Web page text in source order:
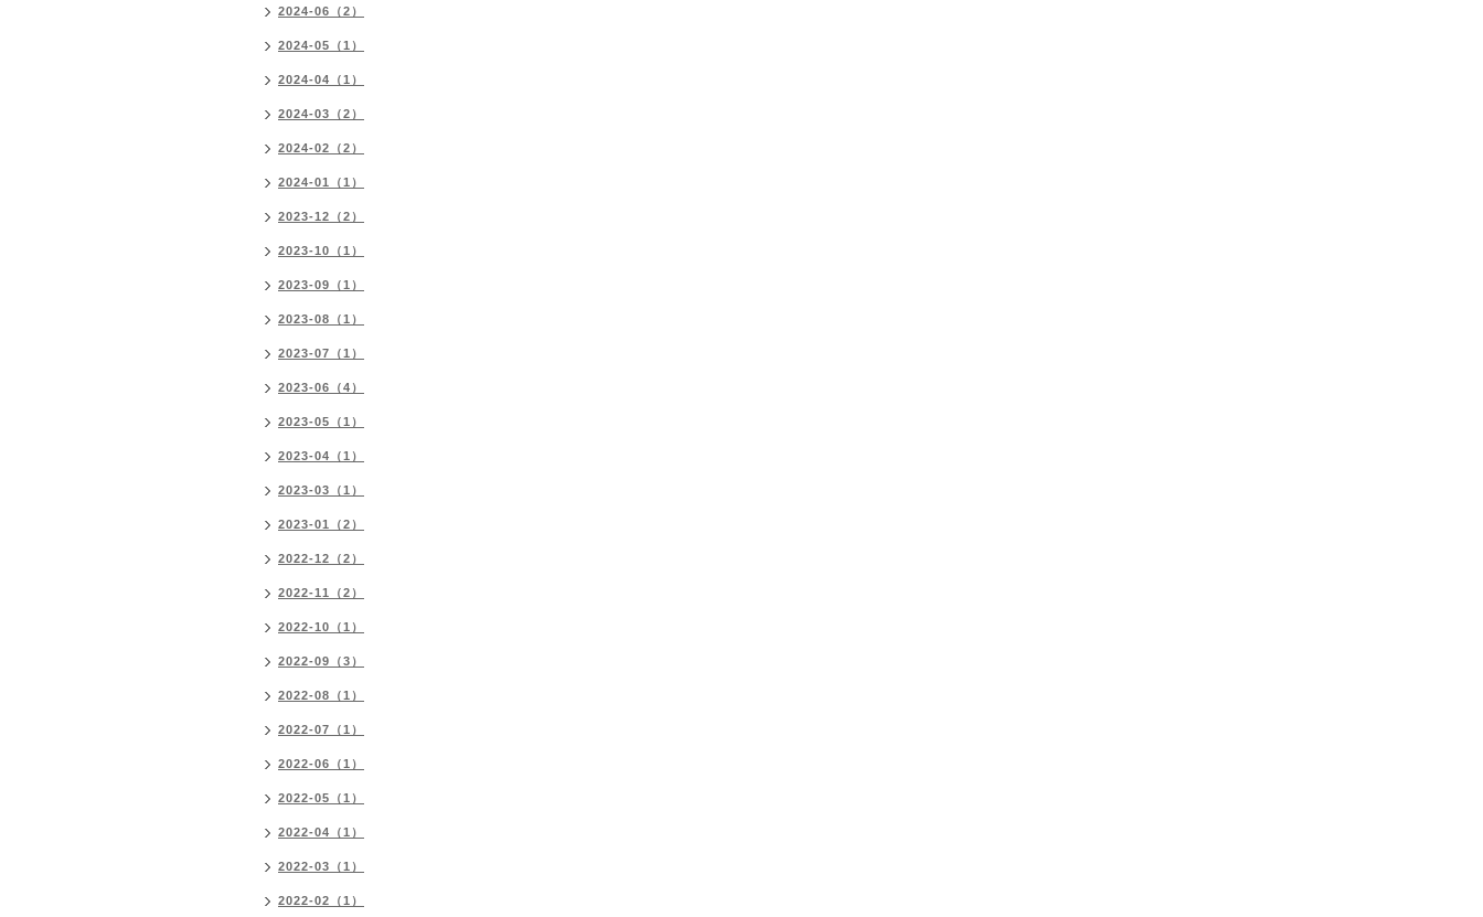
2024-06（2）
2024-05（1）
2024-04（1）
2024-03（2）
2024-02（2）
2024-01（1）
2023-12（2）
2023-10（1）
2023-09（1）
2023-08（1）
2023-07（1）
2023-06（4）
2023-05（1）
2023-04（1）
2023-03（1）
2023-01（2）
2022-12（2）
2022-11（2）
2022-10（1）
2022-09（3）
2022-08（1）
2022-07（1）
2022-06（1）
2022-05（1）
2022-04（1）
2022-03（1）
2022-02（1）